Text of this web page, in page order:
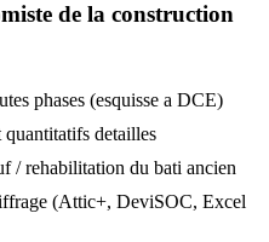
de la construction
phases (esquisse a DCE)
quantitatifs detailles
/ rehabilitation du bati ancien
(Attic+, DeviSOC, Excel